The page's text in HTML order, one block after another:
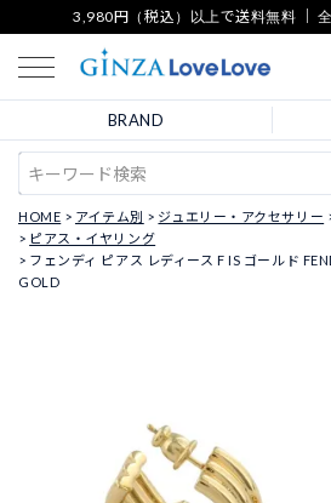
3,980円（税込）以上で送料無料 ｜
BRAND
HOME アイテム別 ジュエリー・アクセサリー
ピアス・イヤリング
フェンディ ピアス レディース F IS ゴールド
GOLD